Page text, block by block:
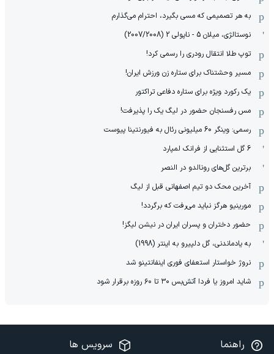
به هر تصمیمی که مسی بگیرد، احترام می‌گذارم
نوستالژی، میلان 5 - ناپولی 2 (2007/2008)
توپ طلا انتقال رودری را رسمی کرد!
مسیر وحشتناک برای ستاره زن ورزش ایران!
یک رکورد ویژه برای ستاره دفاعی تراکتور
مس رفسنجان حضور در لیگ یک را پذیرفت!
رسمی: وینگر 60 میلیونی رئال به فیورنتینا پیوست
6 گل استثنایی از فرانک لمپارد
برترین گل‌های رونالدو در النصر
آخرین محک دو تیم اصفهانی قبل از لیگ
مورینیو هرگز نباید می‌رفت که برگردد!
حضور دختران و پسران ایران در نیشن لیگز!
به یادماندنی، گل دلپیرو به اینتر (1998)
نروژ خواستار استعفای فوری اینفانتینو شد
شاید امروز یا فردا آتش‌بس ۳۰ تا ۶۰ روزه برقرار شود
راهنما سرویس ها